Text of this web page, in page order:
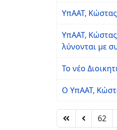
ΥπΑΑΤ,
ΥπΑΑΤ, Κώστας
λύνονται με
Το νέο
Ο ΥπΑΑΤ,
62